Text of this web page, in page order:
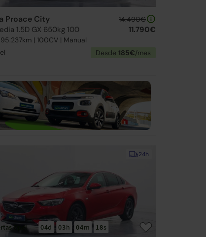
Proace City
1.5D GX 650kg 100
| 100CV | Manual
14.490€
11.790€
Desde 185€/mes
24h
Opel 04d 03h 04m 17s